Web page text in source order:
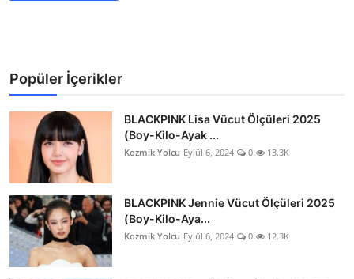
Popüler İçerikler
BLACKPINK Lisa Vücut Ölçüleri 2025
(Boy-Kilo-Ayak ...
Kozmik Yolcu Eylül 6, 2024 0 13.3K
BLACKPINK Jennie Vücut Ölçüleri 2025
(Boy-Kilo-Aya...
Kozmik Yolcu Eylül 6, 2024 0 12.3K